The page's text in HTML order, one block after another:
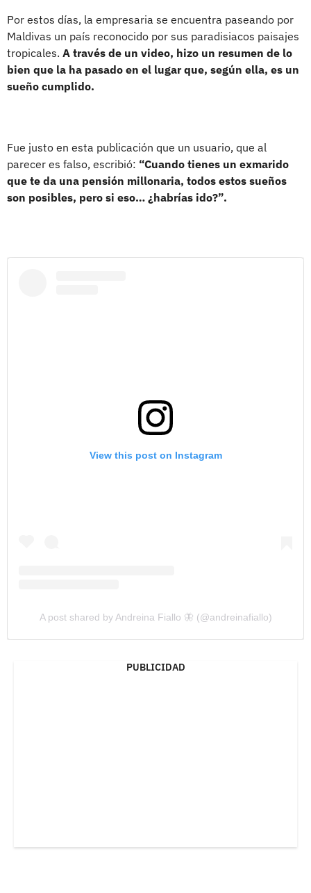
Por estos días, la empresaria se encuentra paseando por
Maldivas un país reconocido por sus paradisiacos paisajes
tropicales. A través de un video, hizo un resumen de lo
bien que la ha pasado en el lugar que, según ella, es un
sueño cumplido.
Fue justo en esta publicación que un usuario, que al
parecer es falso, escribió: “Cuando tienes un exmarido
que te da una pensión millonaria, todos estos sueños
son posibles, pero si eso… ¿habrías ido?”.
View this post on Instagram
A post shared by Andreina Fiallo 🦋 (@andreinafiallo)
PUBLICIDAD